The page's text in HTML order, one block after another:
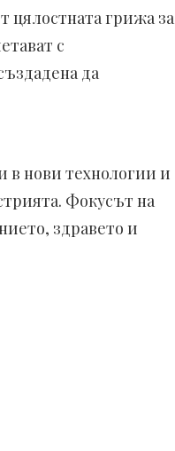
цялостната грижа за
с
да
в нови технологии и
Фокусът на
здравето и